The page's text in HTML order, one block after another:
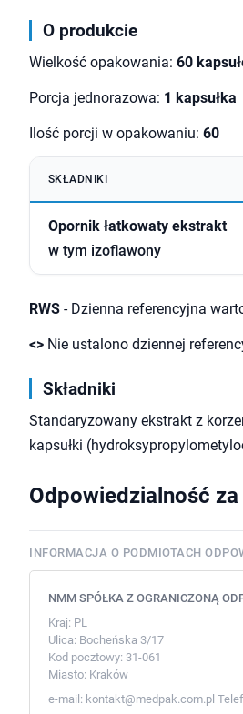
O produkcie
Wielkość opakowania: 60
Porcja jednorazowa: 1 kapsułka
Ilość porcji w opakowaniu: 60
SKŁADNIKI
Opornik łatkowaty ekstrakt
w tym izoflawony
RWS - Dzienna referencyjna
<> Nie ustalono dziennej
Składniki
Standaryzowany ekstrakt z
kapsułki
Odpowiedzialność
INFORMACJA O PODMIOTACH
NMM SPÓŁKA Z OGRANICZONĄ
Kraj: PL
Ulica: Bocheńska 3/17
Kod pocztowy: 31-061
Miasto: Kraków
e-mail: kontakt@medpak.com.pl